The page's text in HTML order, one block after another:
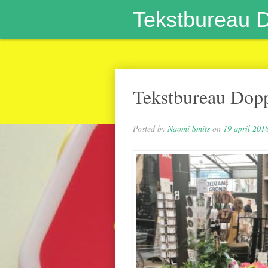
Tekstbureau
Tekstbureau
Posted by Naomi Smits on 19 april